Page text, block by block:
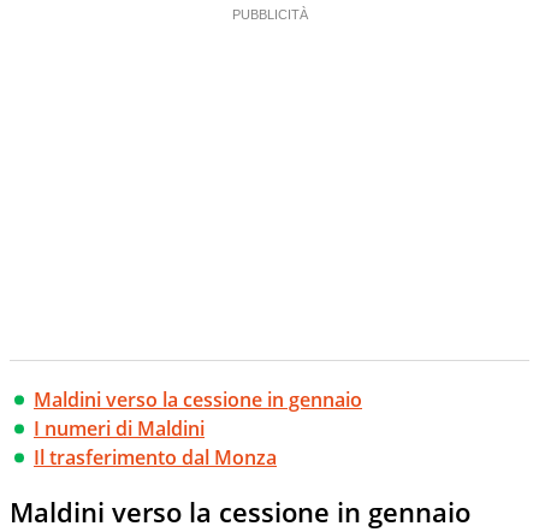
Maldini verso la cessione in gennaio
I numeri di Maldini
Il trasferimento dal Monza
Maldini verso la cessione in gennaio